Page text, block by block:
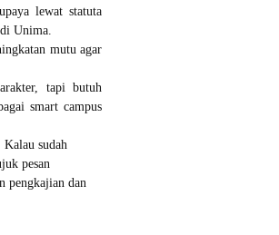
lewat statuta
Unima.
mutu agar
tapi butuh
smart campus
Kalau sudah
pesan
pengkajian dan